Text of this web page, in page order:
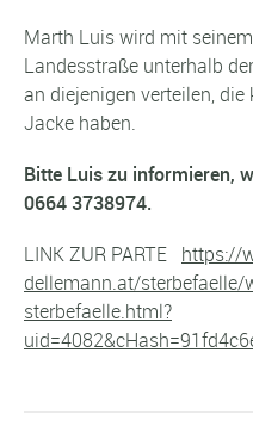
Marth Luis wird mit
Landesstraße unterhalb
an diejenigen verteilen,
Jacke haben.
Bitte Luis zu informieren,
0664 3738974.
LINK ZUR PARTE https://
dellemann.at/
sterbefaelle.html?